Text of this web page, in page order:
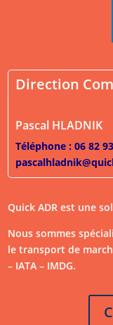
Direction
Pascal HLADNIK
Téléphone : 06 82
Quick ADR est une
Nous sommes
le transport de
– IATA – IMDG.